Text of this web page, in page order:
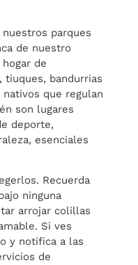
parques
de nuestro
de
tiuques, bandurrias
que regulan
son lugares
deporte,
esenciales
Recuerda
ninguna
arrojar colillas
Si ves
y notifica a las
de